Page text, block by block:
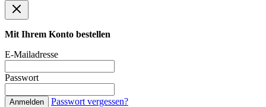
Mit Ihrem Konto bestellen
E-Mailadresse
Passwort
Anmelden Passwort vergessen?